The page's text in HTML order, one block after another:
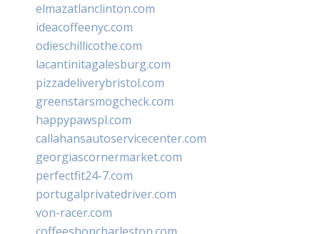
elmazatlanclinton.com
ideacoffeenyc.com
odieschillicothe.com
lacantinitagalesburg.com
pizzadeliverybristol.com
greenstarsmogcheck.com
happypawspl.com
callahansautoservicecenter.com
georgiascornermarket.com
perfectfit24-7.com
portugalprivatedriver.com
von-racer.com